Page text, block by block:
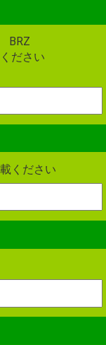
BRZ
ださい
ください